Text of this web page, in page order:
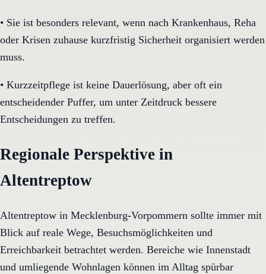
• Sie ist besonders relevant, wenn nach Krankenhaus, Reha
oder Krisen zuhause kurzfristig Sicherheit organisiert werden
muss.
• Kurzzeitpflege ist keine Dauerlösung, aber oft ein
entscheidender Puffer, um unter Zeitdruck bessere
Entscheidungen zu treffen.
Regionale Perspektive in
Altentreptow
Altentreptow in Mecklenburg-Vorpommern sollte immer mit
Blick auf reale Wege, Besuchsmöglichkeiten und
Erreichbarkeit betrachtet werden. Bereiche wie Innenstadt
und umliegende Wohnlagen können im Alltag spürbar